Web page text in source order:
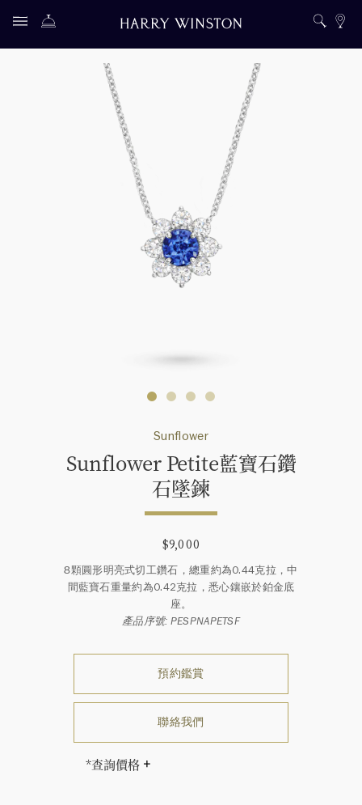
Sunflower
Sunflower Petite藍寶石鑽
石墜鍊
$9,000
8顆圓形明亮式切工鑽石，總重約為0.44克拉，中
間藍寶石重量約為0.42克拉，悉心鑲嵌於鉑金底
座。
產品序號: PESPNAPETSF
預約鑑賞
聯絡我們
*查詢價格